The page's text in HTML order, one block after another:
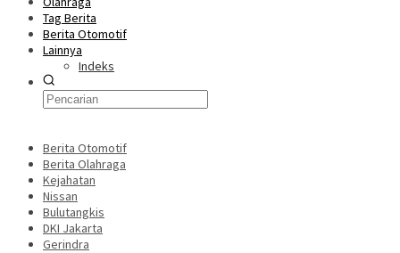
Tag Berita
Berita Otomotif
Lainnya
Indeks
Berita Otomotif
Berita Olahraga
Kejahatan
Nissan
Bulutangkis
DKI Jakarta
Gerindra